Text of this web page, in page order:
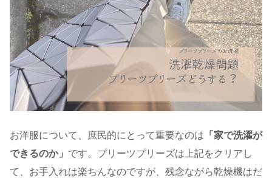
お洋服について、庶民的にとって重要なのは 「家で洗濯が
できるのか」 です。プリーツプリーズは上記をクリアし
て、お手入れは楽ちんなのですが、残念ながら乾燥機はだ